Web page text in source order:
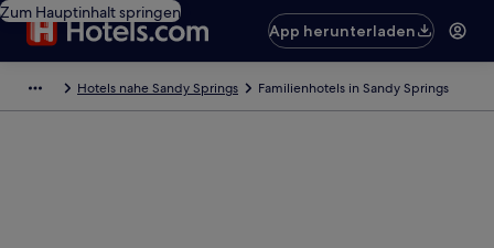
Zum Hauptinhalt springen
App herunterladen
Hotels nahe Sandy Springs Familienhotels in Sandy Springs